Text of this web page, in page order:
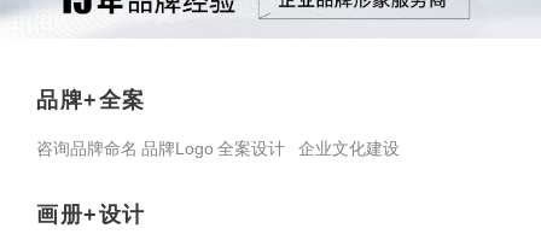
品牌+全案
咨询品牌命名 品牌Logo 全案设计 企业文化建设
画册+设计